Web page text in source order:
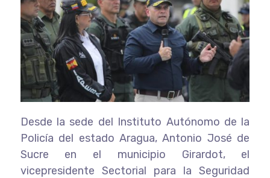
Desde la sede del Instituto Autónomo de la
Policía del estado Aragua, Antonio José de
Sucre en el municipio Girardot, el
vicepresidente Sectorial para la Seguridad